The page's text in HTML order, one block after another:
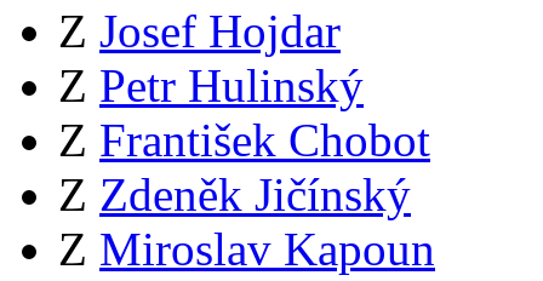
Z Josef Hojdar
Z Petr Hulinský
Z František Chobot
Z Zdeněk Jičínský
Z Miroslav Kapoun